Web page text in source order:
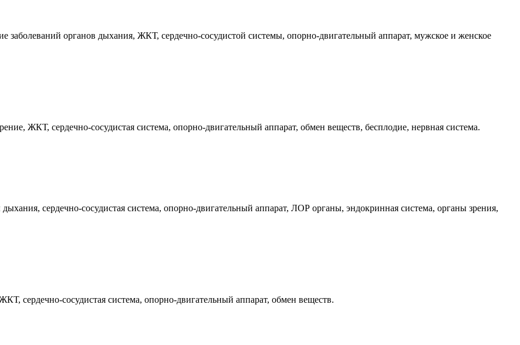
заболеваний органов дыхания, ЖКТ, сердечно-сосудистой системы, опорно-двигательный аппарат, мужское и женское
ЖКТ, сердечно-сосудистая система, опорно-двигательный аппарат, обмен веществ, бесплодие, нервная система.
сердечно-сосудистая система, опорно-двигательный аппарат, ЛОР органы, эндокринная система, органы зрения,
сердечно-сосудистая система, опорно-двигательный аппарат, обмен веществ.